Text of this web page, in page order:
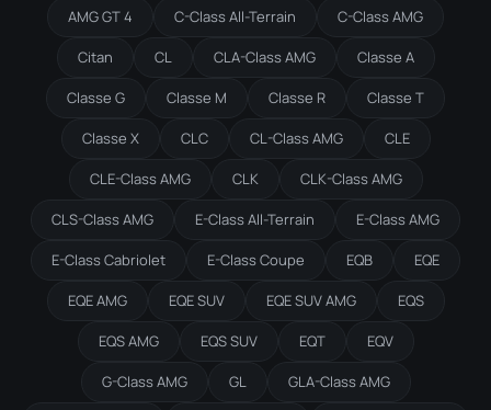
AMG GT 4 C-Class All-Terrain C-Class AMG
Citan CL CLA-Class AMG Classe A
Classe G Classe M Classe R Classe T
Classe X CLC CL-Class AMG CLE
CLE-Class AMG CLK CLK-Class AMG
CLS-Class AMG E-Class All-Terrain E-Class AMG
E-Class Cabriolet E-Class Coupe EQB EQE
EQE AMG EQE SUV EQE SUV AMG EQS
EQS AMG EQS SUV EQT EQV
G-Class AMG GL GLA-Class AMG